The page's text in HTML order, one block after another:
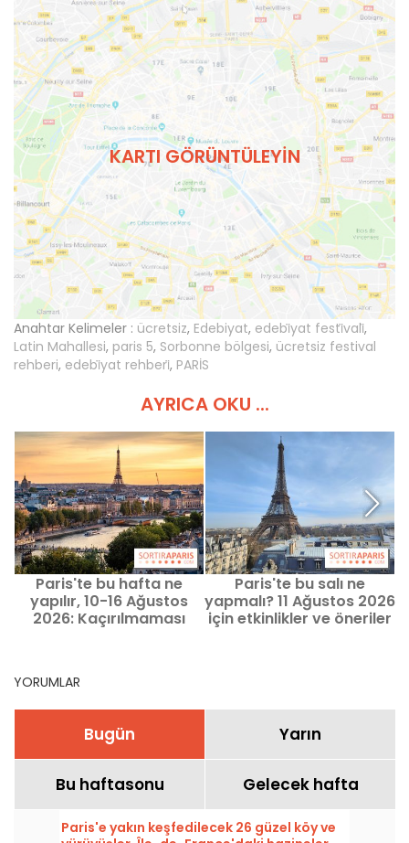
KARTI GÖRÜNTÜLEYIN
Anahtar Kelimeler : ücretsiz, Edebiyat, edebi̇yat festi̇vali̇,
Latin Mahallesi, paris 5, Sorbonne bölgesi, ücretsiz festival
rehberi, edebi̇yat rehberi̇, PARİS
AYRICA OKU ...
Paris'te bu hafta ne
yapılır, 10-16 Ağustos
2026: Kaçırılmaması
Paris'te bu salı ne
yapmalı? 11 Ağustos 2026
için etkinlikler ve öneriler
YORUMLAR
Bugün Yarın
Bu haftasonu Gelecek hafta
Paris'e yakın keşfedilecek 26 güzel köy ve